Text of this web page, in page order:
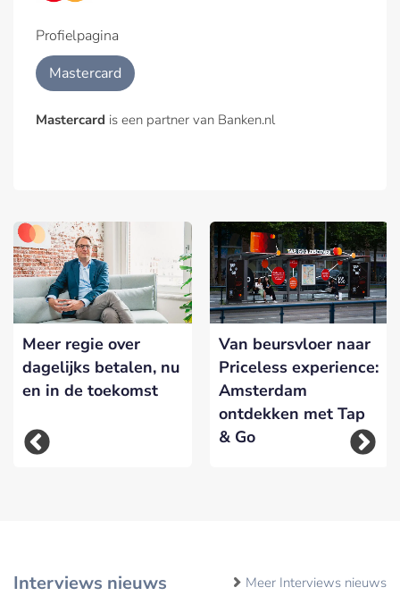
Profielpagina
Mastercard
Mastercard is een partner van Banken.nl
Meer regie over
dagelijks betalen, nu
en in de toekomst
Van beursvloer naar
Priceless experience:
Amsterdam
ontdekken met Tap
& Go
Interviews nieuws Meer Interviews nieuws